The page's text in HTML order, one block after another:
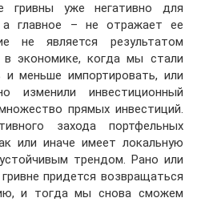
гривны уже негативно для
а главное – не отражает ее
не является результатом
в экономике, когда мы стали
и меньше импортировать, или
изменили инвестиционный
прямых инвестиций.
захода портфельных
или иначе имеет локальную
трендом. Рано или
придется возвращаться
и тогда мы снова сможем